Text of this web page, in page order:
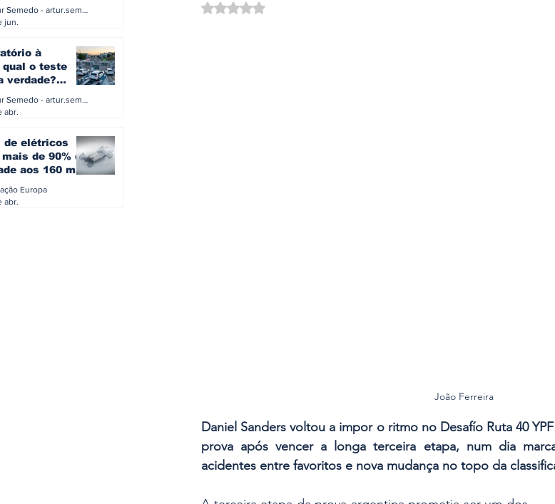
Artur Semedo - artur.semedo@publiracing.pt
jun.
à
qual o teste
verdade?
Artur Semedo - artur.semedo@publiracing.pt
abr.
de elétricos
de 90% da
aos 160 mil
Europa
abr.
Avaliado com NaN de 5 estrelas.
João Ferreira
Daniel Sanders voltou a impor o ritmo no Desafío Ruta 40
prova após vencer a longa terceira etapa, num dia
acidentes entre favoritos e nova mudança no topo da